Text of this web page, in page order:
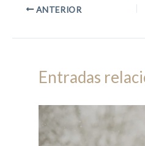
ANTERIOR
Entradas